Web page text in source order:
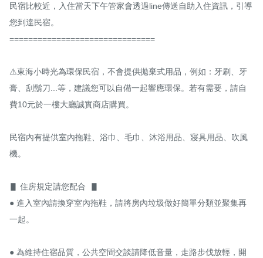
民宿比較近，入住當天下午管家會透過line傳送自助入住資訊，引導
您到達民宿。
===============================
⚠️東海小時光為環保民宿，不會提供拋棄式用品，例如：牙刷、牙
膏、刮鬍刀...等，建議您可以自備一起響應環保。若有需要，請自
費10元於一樓大廳誠實商店購買。
民宿內有提供室內拖鞋、浴巾、毛巾、沐浴用品、寢具用品、吹風
機。
▋ 住房規定請您配合  ▋
● 進入室內請換穿室內拖鞋，請將房內垃圾做好簡單分類並聚集再
一起。
● 為維持住宿品質，公共空間交談請降低音量，走路步伐放輕，開